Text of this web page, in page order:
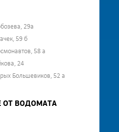
29а
59 б
58 а
24
Большевиков, 52 а
ОТ ВОДОМАТА